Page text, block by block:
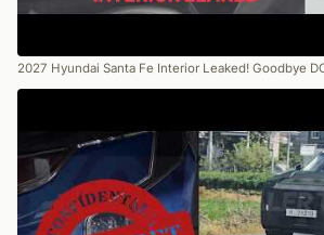
2027 Hyundai Santa Fe Interior Leaked! Goodbye